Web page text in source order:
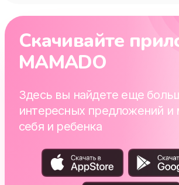
Скачивайте
MAMADO
Здесь вы найдете еще
интересных предложений и
себя и ребенка